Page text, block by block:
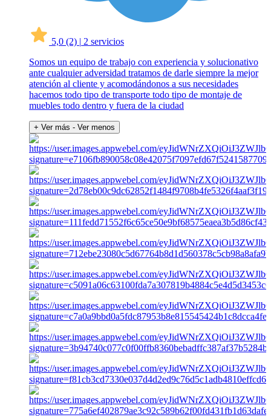
5,0 (2) | 2 servicios
Somos un equipo de trabajo con experiencia y solucionativo
ante cualquier adversidad tratamos de darle siempre la mejor
atención al cliente y acomodándonos a sus necesidades
hacemos todo tipo de transporte todo tipo de montaje de
muebles todo dentro y fuera de la ciudad
+ Ver más - Ver menos